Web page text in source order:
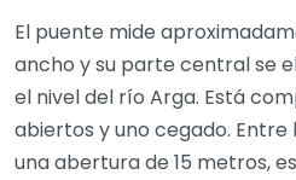
El puente mide
ancho y su parte central se
el nivel del río Arga. Está
abiertos y uno cegado.
una abertura de 15 metros,